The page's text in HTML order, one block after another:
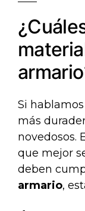
Si
más
novedosos.
que mejor
deben
armario,